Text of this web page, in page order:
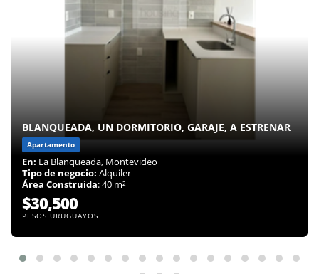
BLANQUEADA, UN DORMITORIO, GARAJE, A ESTRENAR
Apartamento
En: La Blanqueada, Montevideo
Tipo de negocio: Alquiler
Área Construida: 40 m²
$30,500
PESOS URUGUAYOS